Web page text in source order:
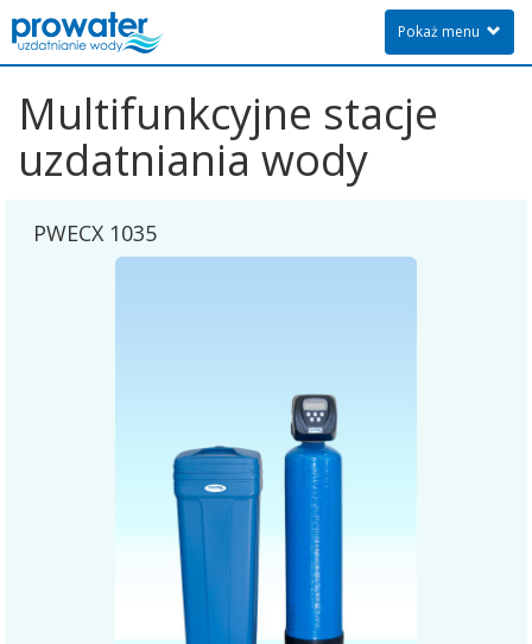
Pokaż menu
Multifunkcyjne stacje
uzdatniania wody
PWECX 1035